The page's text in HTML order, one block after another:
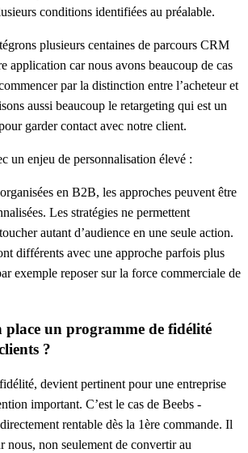
conditions identifiées au préalable.
plusieurs centaines de parcours CRM
application car nous avons beaucoup de cas
par la distinction entre l’acheteur et
aussi beaucoup le retargeting qui est un
garder contact avec notre client.
un enjeu de personnalisation élevé :
en B2B, les approches peuvent être
Les stratégies ne permettent
autant d’audience en une seule action.
différents avec une approche parfois plus
exemple reposer sur la force commerciale de
place un programme de fidélité
?
devient pertinent pour une entreprise
important. C’est le cas de Beebs -
rentable dès la 1ère commande. Il
nous, non seulement de convertir au